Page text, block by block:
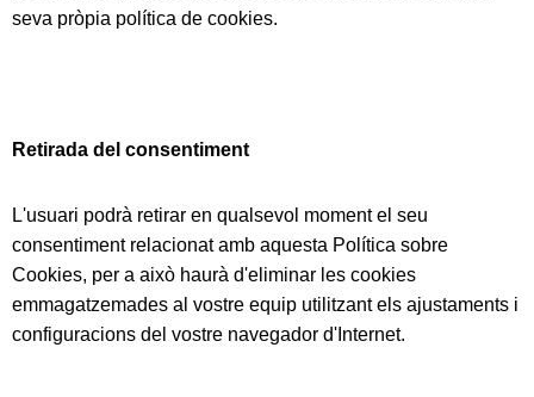
seva pròpia política de cookies.
Retirada del consentiment
L'usuari podrà retirar en qualsevol moment el seu
consentiment relacionat amb aquesta Política sobre
Cookies, per a això haurà d'eliminar les cookies
emmagatzemades al vostre equip utilitzant els ajustaments i
configuracions del vostre navegador d'Internet.